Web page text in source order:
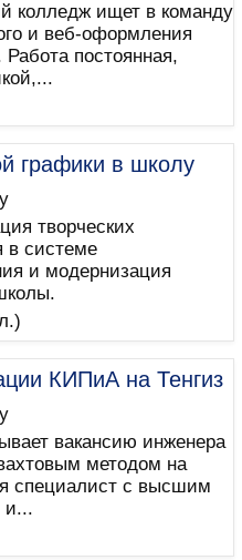
колледж ищет в команду
и веб-оформления
постоянная,
графики в школу
творческих
в системе
и модернизация
КИПиА на Тенгиз
вакансию инженера
методом на
специалист с высшим
и...